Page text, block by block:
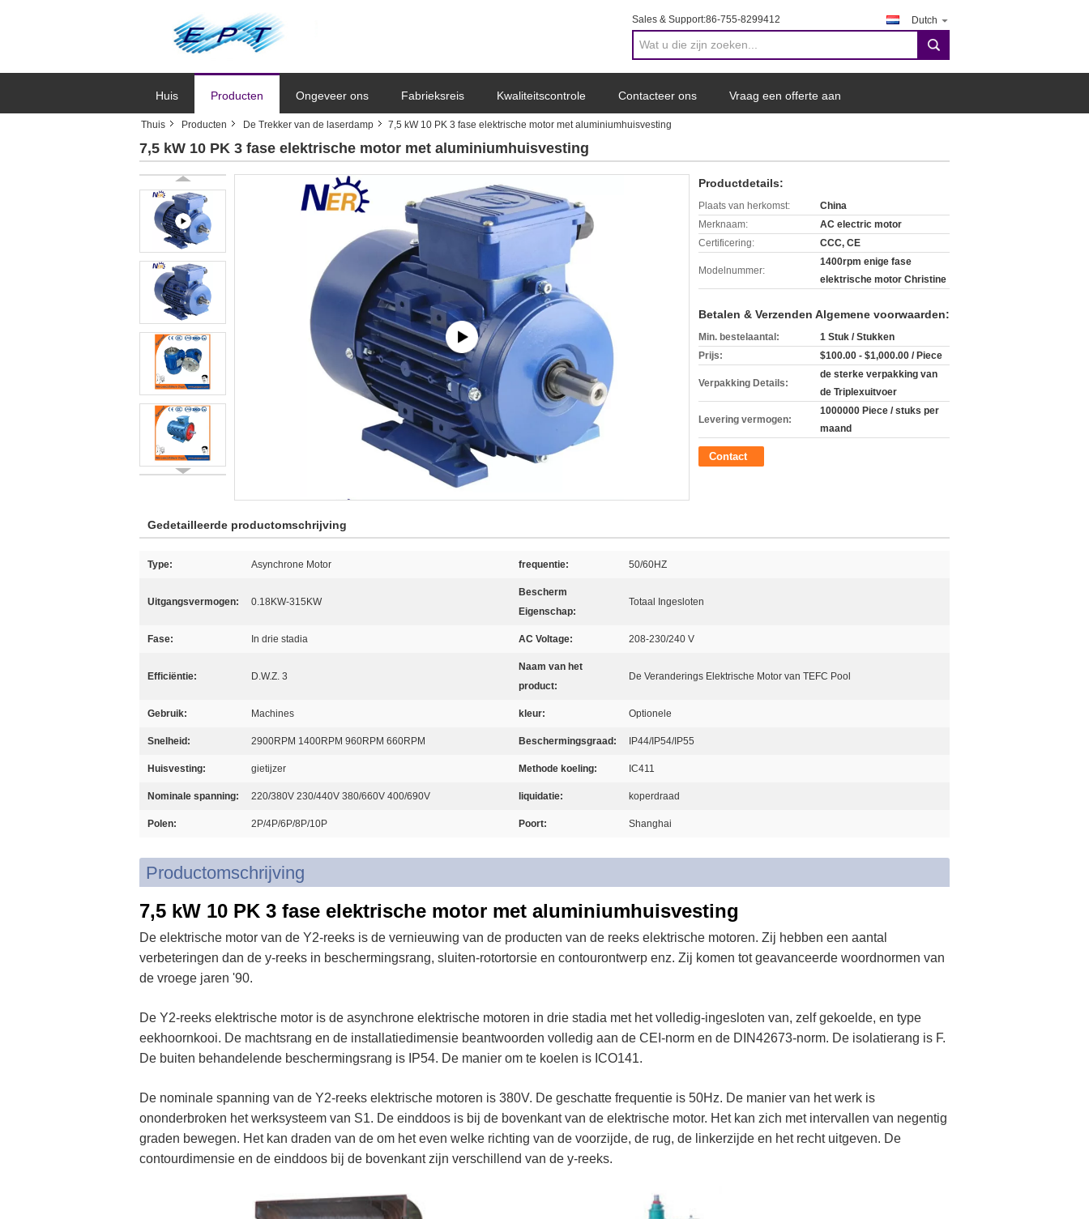
Sales & Support:86-755-8299412 Dutch
search
Huis Producten Ongeveer ons Fabrieksreis Kwaliteitscontrole Contacteer ons Vraag een offerte aan
Thuis Producten De Trekker van de laserdamp 7,5 kW 10 PK 3 fase elektrische motor met aluminiumhuisvesting
7,5 kW 10 PK 3 fase elektrische motor met aluminiumhuisvesting
Productdetails:
Plaats van herkomst:
China
Merknaam:
AC electric motor
Certificering:
CCC, CE
Modelnummer:
1400rpm enige fase
elektrische motor Christine
Betalen & Verzenden Algemene voorwaarden:
Min. bestelaantal:
1 Stuk / Stukken
Prijs:
$100.00 - $1,000.00 / Piece
Verpakking Details:
de sterke verpakking van
de Triplexuitvoer
Levering vermogen:
1000000 Piece / stuks per
maand
Contact
Gedetailleerde productomschrijving
Type: Asynchrone Motor frequentie: 50/60HZ
Uitgangsvermogen: 0.18KW-315KW
Bescherm
Eigenschap:
Totaal Ingesloten
Fase: In drie stadia AC Voltage: 208-230/240 V
Efficiëntie: D.W.Z. 3
Naam van het
product:
De Veranderings Elektrische Motor van TEFC Pool
Gebruik: Machines kleur: Optionele
Snelheid: 2900RPM 1400RPM 960RPM 660RPM Beschermingsgraad: IP44/IP54/IP55
Huisvesting: gietijzer Methode koeling: IC411
Nominale spanning: 220/380V 230/440V 380/660V 400/690V liquidatie: koperdraad
Polen: 2P/4P/6P/8P/10P Poort: Shanghai
Productomschrijving
7,5 kW 10 PK 3 fase elektrische motor met aluminiumhuisvesting
De elektrische motor van de Y2-reeks is de vernieuwing van de producten van de reeks elektrische motoren. Zij hebben een aantal
verbeteringen dan de y-reeks in beschermingsrang, sluiten-rotortorsie en contourontwerp enz. Zij komen tot geavanceerde woordnormen van
de vroege jaren '90.
De Y2-reeks elektrische motor is de asynchrone elektrische motoren in drie stadia met het volledig-ingesloten van, zelf gekoelde, en type
eekhoornkooi. De machtsrang en de installatiedimensie beantwoorden volledig aan de CEI-norm en de DIN42673-norm. De isolatierang is F.
De buiten behandelende beschermingsrang is IP54. De manier om te koelen is ICO141.
De nominale spanning van de Y2-reeks elektrische motoren is 380V. De geschatte frequentie is 50Hz. De manier van het werk is
ononderbroken het werksysteem van S1. De einddoos is bij de bovenkant van de elektrische motor. Het kan zich met intervallen van negentig
graden bewegen. Het kan draden van de om het even welke richting van de voorzijde, de rug, de linkerzijde en het recht uitgeven. De
contourdimensie en de einddoos bij de bovenkant zijn verschillend van de y-reeks.